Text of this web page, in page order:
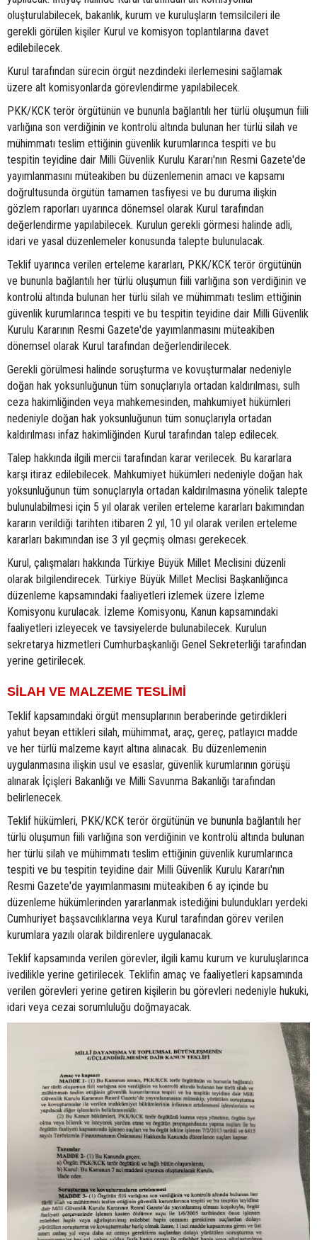
oluşturulabilecek, bakanlık, kurum ve kuruluşların temsilcileri ile
gerekli görülen kişiler Kurul ve komisyon toplantılarına davet
edilebilecek.
Kurul tarafından sürecin örgüt nezdindeki ilerlemesini sağlamak
üzere alt komisyonlarda görevlendirme yapılabilecek.
PKK/KCK terör örgütünün ve bununla bağlantılı her türlü oluşumun fiili
varlığına son verdiğinin ve kontrolü altında bulunan her türlü silah ve
mühimmatı teslim ettiğinin güvenlik kurumlarınca tespiti ve bu
tespitin teyidine dair Milli Güvenlik Kurulu Kararı'nın Resmi Gazete'de
yayımlanmasını müteakiben bu düzenlemenin amacı ve kapsamı
doğrultusunda örgütün tamamen tasfiyesi ve bu duruma ilişkin
gözlem raporları uyarınca dönemsel olarak Kurul tarafından
değerlendirme yapılabilecek. Kurulun gerekli görmesi halinde adli,
idari ve yasal düzenlemeler konusunda talepte bulunulacak.
Teklif uyarınca verilen erteleme kararları, PKK/KCK terör örgütünün
ve bununla bağlantılı her türlü oluşumun fiili varlığına son verdiğinin ve
kontrolü altında bulunan her türlü silah ve mühimmatı teslim ettiğinin
güvenlik kurumlarınca tespiti ve bu tespitin teyidine dair Milli Güvenlik
Kurulu Kararının Resmi Gazete'de yayımlanmasını müteakiben
dönemsel olarak Kurul tarafından değerlendirilecek.
Gerekli görülmesi halinde soruşturma ve kovuşturmalar nedeniyle
doğan hak yoksunluğunun tüm sonuçlarıyla ortadan kaldırılması, sulh
ceza hakimliğinden veya mahkemesinden, mahkumiyet hükümleri
nedeniyle doğan hak yoksunluğunun tüm sonuçlarıyla ortadan
kaldırılması infaz hakimliğinden Kurul tarafından talep edilecek.
Talep hakkında ilgili mercii tarafından karar verilecek. Bu kararlara
karşı itiraz edilebilecek. Mahkumiyet hükümleri nedeniyle doğan hak
yoksunluğunun tüm sonuçlarıyla ortadan kaldırılmasına yönelik talepte
bulunulabilmesi için 5 yıl olarak verilen erteleme kararları bakımından
kararın verildiği tarihten itibaren 2 yıl, 10 yıl olarak verilen erteleme
kararları bakımından ise 3 yıl geçmiş olması gerekecek.
Kurul, çalışmaları hakkında Türkiye Büyük Millet Meclisini düzenli
olarak bilgilendirecek. Türkiye Büyük Millet Meclisi Başkanlığınca
düzenleme kapsamındaki faaliyetleri izlemek üzere İzleme
Komisyonu kurulacak. İzleme Komisyonu, Kanun kapsamındaki
faaliyetleri izleyecek ve tavsiyelerde bulunabilecek. Kurulun
sekretarya hizmetleri Cumhurbaşkanlığı Genel Sekreterliği tarafından
yerine getirilecek.
SİLAH VE MALZEME TESLİMİ
Teklif kapsamındaki örgüt mensuplarının beraberinde getirdikleri
yahut beyan ettikleri silah, mühimmat, araç, gereç, patlayıcı madde
ve her türlü malzeme kayıt altına alınacak. Bu düzenlemenin
uygulanmasına ilişkin usul ve esaslar, güvenlik kurumlarının görüşü
alınarak İçişleri Bakanlığı ve Milli Savunma Bakanlığı tarafından
belirlenecek.
Teklif hükümleri, PKK/KCK terör örgütünün ve bununla bağlantılı her
türlü oluşumun fiili varlığına son verdiğinin ve kontrolü altında bulunan
her türlü silah ve mühimmatı teslim ettiğinin güvenlik kurumlarınca
tespiti ve bu tespitin teyidine dair Milli Güvenlik Kurulu Kararı'nın
Resmi Gazete'de yayımlanmasını müteakiben 6 ay içinde bu
düzenleme hükümlerinden yararlanmak istediğini bulundukları yerdeki
Cumhuriyet başsavcılıklarına veya Kurul tarafından görev verilen
kurumlara yazılı olarak bildirenlere uygulanacak.
Teklif kapsamında verilen görevler, ilgili kamu kurum ve kuruluşlarınca
ivedilikle yerine getirilecek. Teklifin amaç ve faaliyetleri kapsamında
verilen görevleri yerine getiren kişilerin bu görevleri nedeniyle hukuki,
idari veya cezai sorumluluğu doğmayacak.